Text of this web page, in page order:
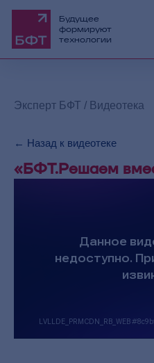
Будущее
формируют
технологии
Эксперт БФТ / Видеотека
← Назад к видеотеке
«БФТ.Решаем
Вебинар
SRM-
50
Вебинар
Doczilla